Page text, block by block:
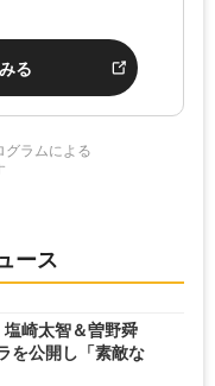
る
グラムによる
ース
崎太智＆曽野舜
を公開し「素敵な